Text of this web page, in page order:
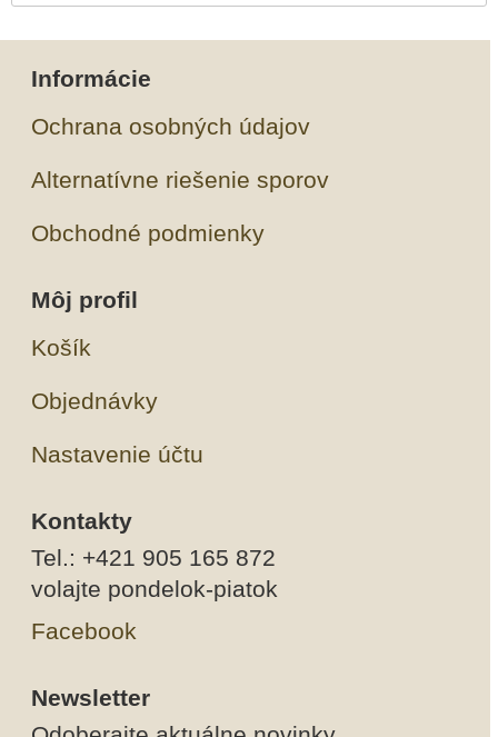
Informácie
Ochrana osobných údajov
Alternatívne riešenie sporov
Obchodné podmienky
Môj profil
Košík
Objednávky
Nastavenie účtu
Kontakty
Tel.: +421 905 165 872
volajte pondelok-piatok
Facebook
Newsletter